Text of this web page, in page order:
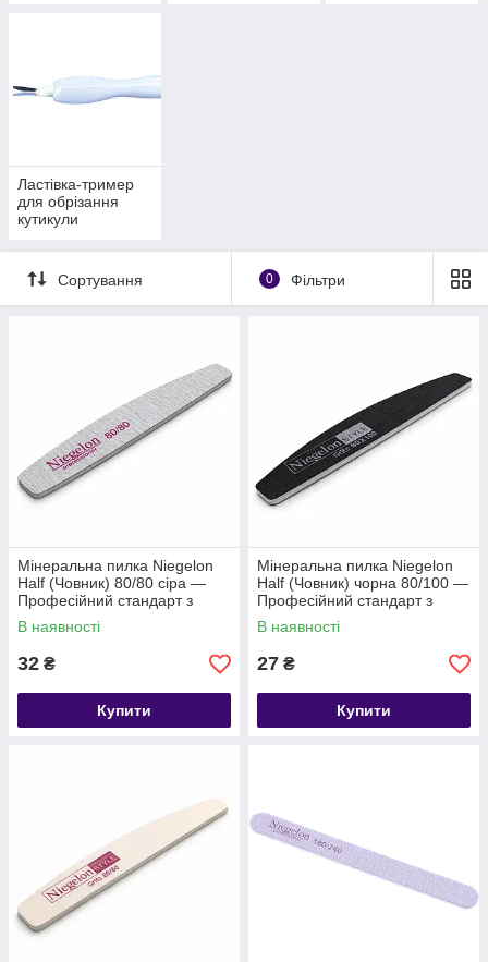
Ластівка-тример
для обрізання
кутикули
Сортування 0 Фільтри
Мінеральна пилка Niegelon
Half (Човник) 80/80 сіра —
Професійний стандарт з
німецьким характером
В наявності
32 ₴
Купити
Мінеральна пилка Niegelon
Half (Човник) чорна 80/100 —
Професійний стандарт з
німецьким характером
В наявності
27 ₴
Купити